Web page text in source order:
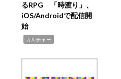
るRPG 「時渡り」、
iOS/Androidで配信開
始
カルチャー